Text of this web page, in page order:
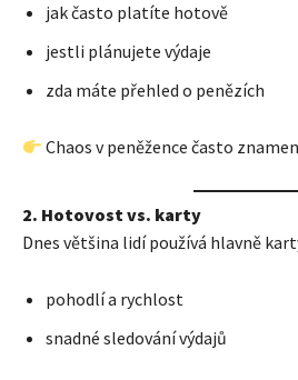
jak často platíte hotově
jestli plánujete výdaje
zda máte přehled o penězích
Chaos v peněžence často
2. Hotovost vs. karty
Dnes většina lidí používá hlavně
pohodlí a rychlost
snadné sledování výdajů